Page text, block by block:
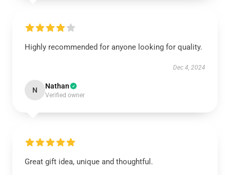
Highly recommended for anyone looking for quality.
Dec 4, 2024
N Nathan
Verified owner
Great gift idea, unique and thoughtful.